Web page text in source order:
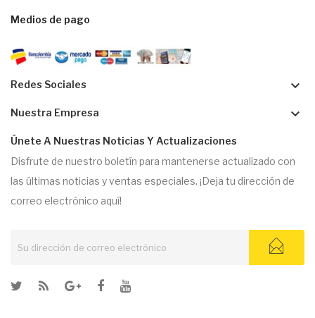
Medios de pago
Redes Sociales keyboard_arrow_down
Nuestra Empresa keyboard_arrow_down
Únete A Nuestras Noticias Y Actualizaciones
Disfrute de nuestro boletín para mantenerse actualizado con
las últimas noticias y ventas especiales. ¡Deja tu dirección de
correo electrónico aquí!